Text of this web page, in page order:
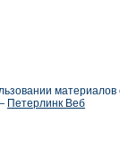
Петерлинк Веб